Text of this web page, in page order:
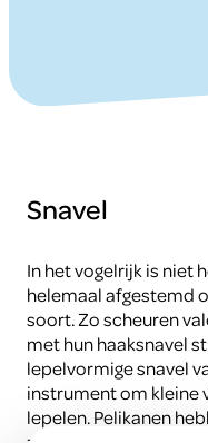
Snavel
In het vogelrijk is niet
helemaal afgestemd
soort. Zo scheuren
met hun haaksnavel
lepelvormige snavel
instrument om kleine
lepelen. Pelikanen